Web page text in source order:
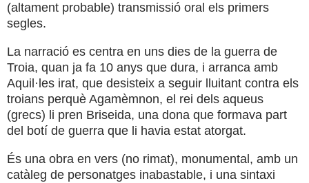
(altament probable) transmissió oral els primers
segles.
La narració es centra en uns dies de la guerra de
Troia, quan ja fa 10 anys que dura, i arranca amb
Aquil·les irat, que desisteix a seguir lluitant contra els
troians perquè Agamèmnon, el rei dels aqueus
(grecs) li pren Briseida, una dona que formava part
del botí de guerra que li havia estat atorgat.
És una obra en vers (no rimat), monumental, amb un
catàleg de personatges inabastable, i una sintaxi